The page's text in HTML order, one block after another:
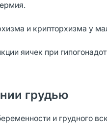
и крипторхизма у
яичек при
грудью
и грудного